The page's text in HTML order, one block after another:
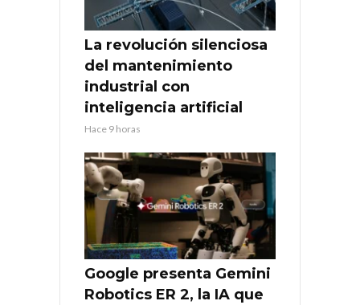
La revolución silenciosa
del mantenimiento
industrial con
inteligencia artificial
Hace 9 horas
Google presenta Gemini
Robotics ER 2, la IA que